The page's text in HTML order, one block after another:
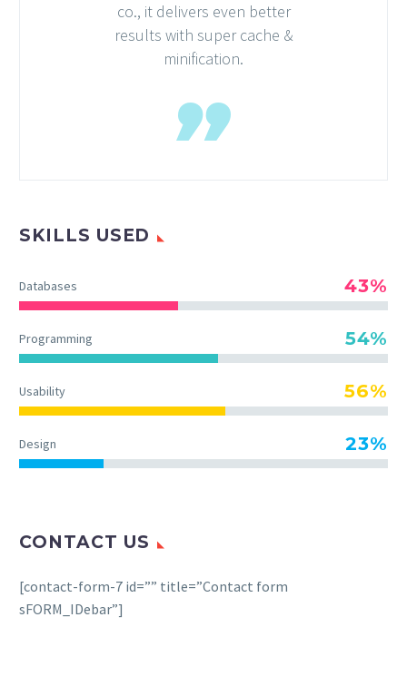
co., it delivers even better
results with super cache &
minification.
SKILLS USED
Databases 43%
Programming 54%
Usability 56%
Design 23%
CONTACT US
[contact-form-7 id=”” title=”Contact form
sFORM_IDebar”]